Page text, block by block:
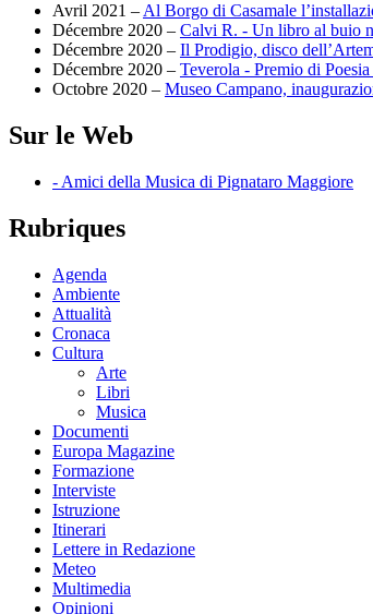
Avril 2021 – Al Borgo di Casamale
Décembre 2020 – Calvi R. - Un libro al buio
Décembre 2020 – Il Prodigio, disco
Décembre 2020 – Teverola - Premio di
Octobre 2020 – Museo Campano,
Sur le Web
- Amici della Musica di Pignataro Maggiore
Rubriques
Agenda
Ambiente
Attualità
Cronaca
Cultura
Arte
Libri
Musica
Documenti
Europa Magazine
Formazione
Interviste
Istruzione
Itinerari
Lettere in Redazione
Meteo
Multimedia
Opinioni